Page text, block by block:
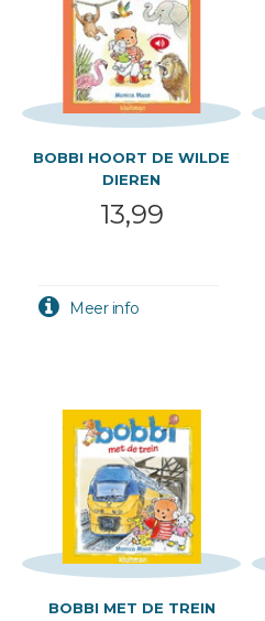
BOBBI HOORT DE WILDE
DIEREN
13,99
BOBBI MET DE TREIN